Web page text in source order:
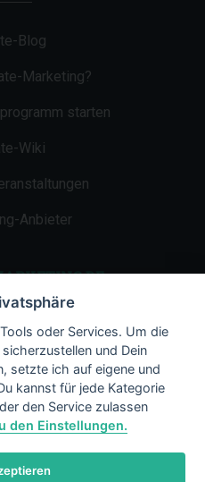
Blog
Marketing?
starten
Wiki
Anbieter
oder Services. Um die
und Dein
setzte ich auf eigene und
kannst für jede Kategorie
den Service zulassen
den Einstellungen.